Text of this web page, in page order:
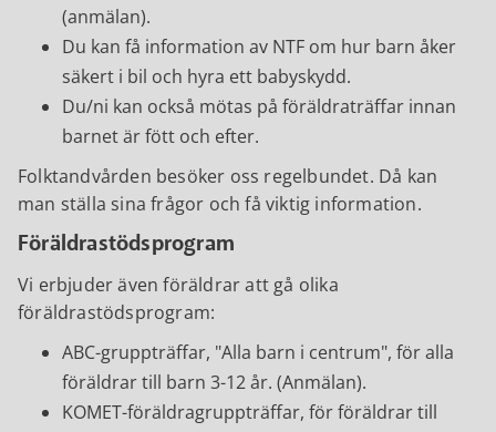
(anmälan).
Du kan få information av NTF om hur barn åker
säkert i bil och hyra ett babyskydd.
Du/ni kan också mötas på föräldraträffar innan
barnet är fött och efter.
Folktandvården besöker oss regelbundet. Då kan
man ställa sina frågor och få viktig information.
Föräldrastödsprogram
Vi erbjuder även föräldrar att gå olika
föräldrastödsprogram:
ABC-gruppträffar, "Alla barn i centrum", för alla
föräldrar till barn 3-12 år. (Anmälan).
KOMET-föräldragruppträffar, för föräldrar till